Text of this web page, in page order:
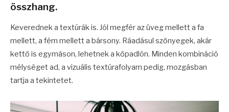
összhang.
Keverednek a textúrák is. Jól megfér az üveg mellett a fa
mellett, a fém mellett a bársony. Ráadásul szőnyegek, akár
kettő is egymáson, lehetnek a kőpadlón. Minden kombináció
mélységet ad, a vizuális textúrafolyam pedig, mozgásban
tartja a tekintetet.